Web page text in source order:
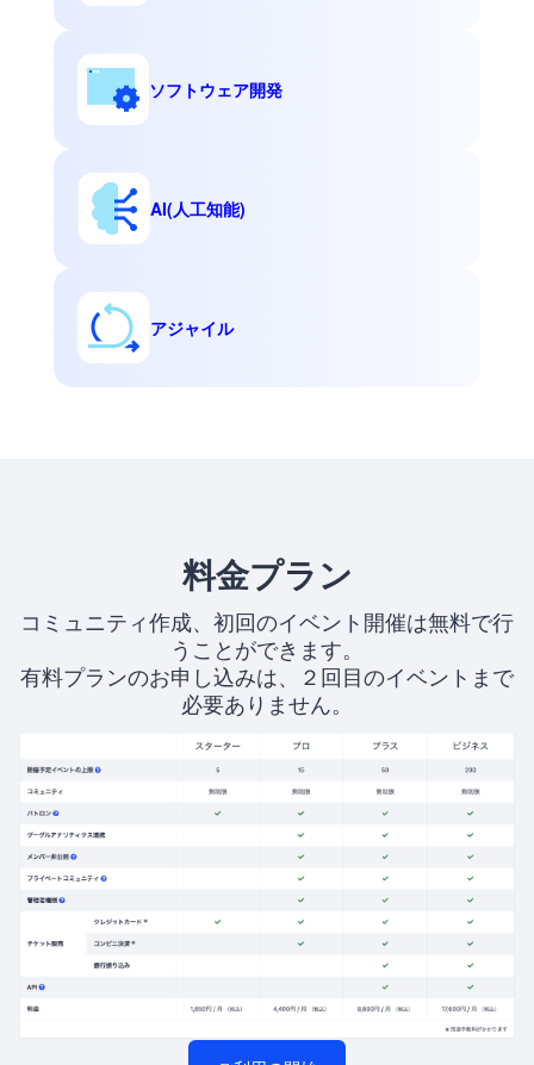
ソフトウェア開発
AI(人工知能)
アジャイル
料金プラン
コミュニティ作成、初回のイベント開催は無料で行
うことができます。
有料プランのお申し込みは、２回目のイベントまで
必要ありません。